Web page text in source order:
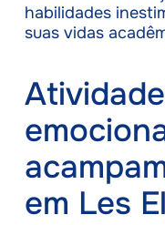
habilidades
suas vidas
em Les